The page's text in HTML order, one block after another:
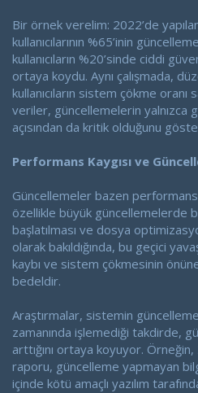
Bir örnek verelim: 2022’de
kullanıcılarının %65’inin
kullanıcıların %20’sinde ciddi
ortaya koydu. Aynı çalışmada,
kullanıcıların sistem çökme
veriler, güncellemelerin yalnızca
açısından da kritik olduğunu
Performans Kaygısı ve
Güncellemeler bazen
özellikle büyük güncellemelerde
başlatılması ve dosya
olarak bakıldığında, bu geçici
kaybı ve sistem çökmesinin
bedeldir.
Araştırmalar, sistemin
zamanında işlemediği takdirde,
arttığını ortaya koyuyor.
raporu, güncelleme yapmayan
içinde kötü amaçlı yazılım